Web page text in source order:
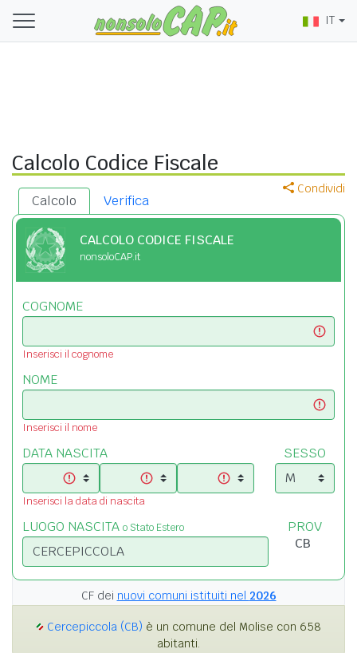
IT
Calcolo Codice Fiscale
Condividi
Calcolo Verifica
CALCOLO CODICE FISCALE
nonsoloCAP.it
COGNOME
Inserisci il cognome
NOME
Inserisci il nome
DATA NASCITA
Inserisci la data di nascita
SESSO
LUOGO NASCITA o Stato Estero PROV
CF dei nuovi comuni istituiti nel 2026
Cercepiccola (CB) è un comune del Molise con 658
abitanti.